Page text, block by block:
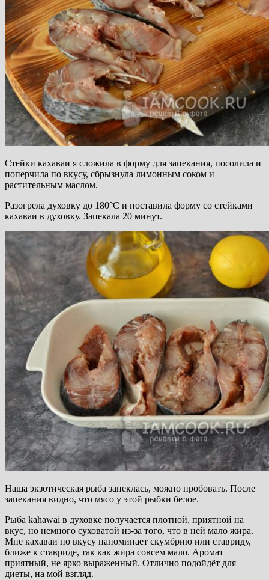
Стейки кахаваи я сложила в форму для запекания, посолила и
поперчила по вкусу, сбрызнула лимонным соком и
растительным маслом.
Разогрела духовку до 180°С и поставила форму со стейками
кахаваи в духовку. Запекала 20 минут.
Наша экзотическая рыба запеклась, можно пробовать. После
запекания видно, что мясо у этой рыбки белое.
Рыба kahawai в духовке получается плотной, приятной на
вкус, но немного суховатой из-за того, что в ней мало жира.
Мне кахаваи по вкусу напоминает скумбрию или ставриду,
ближе к ставриде, так как жира совсем мало. Аромат
приятный, не ярко выраженный. Отлично подойдёт для
диеты, на мой взгляд.